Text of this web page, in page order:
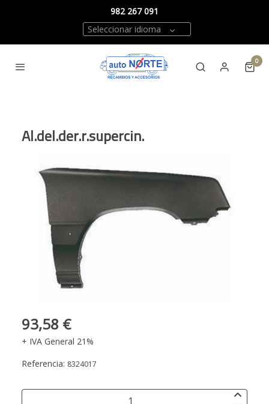
982 267 091
Seleccionar idioma
0
Al.del.der.r.supercin.
93,58 €
+ IVA General 21%
Referencia: 8324017